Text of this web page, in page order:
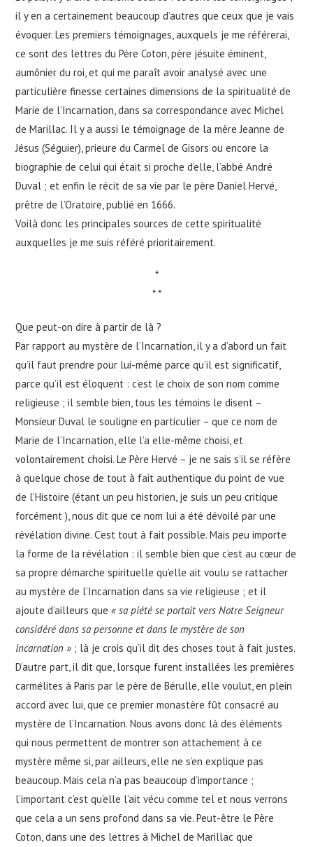
il y en a certainement beaucoup d’autres que ceux que je vais
évoquer. Les premiers témoignages, auxquels je me référerai,
ce sont des lettres du Père Coton, père jésuite éminent,
aumônier du roi, et qui me paraît avoir analysé avec une
particulière finesse certaines dimensions de la spiritualité de
Marie de l’Incarnation, dans sa correspondance avec Michel
de Marillac. Il y a aussi le témoignage de la mère Jeanne de
Jésus (Séguier), prieure du Carmel de Gisors ou encore la
biographie de celui qui était si proche d’elle, l’abbé André
Duval ; et enfin le récit de sa vie par le père Daniel Hervé,
prêtre de l’Oratoire, publié en 1666.
Voilà donc les principales sources de cette spiritualité
auxquelles je me suis référé prioritairement.
*
* *
Que peut-on dire à partir de là ?
Par rapport au mystère de l’Incarnation, il y a d’abord un fait
qu’il faut prendre pour lui-même parce qu’il est significatif,
parce qu’il est éloquent : c’est le choix de son nom comme
religieuse ; il semble bien, tous les témoins le disent –
Monsieur Duval le souligne en particulier – que ce nom de
Marie de l’Incarnation, elle l’a elle-même choisi, et
volontairement choisi. Le Père Hervé – je ne sais s’il se réfère
à quelque chose de tout à fait authentique du point de vue
de l’Histoire (étant un peu historien, je suis un peu critique
forcément ), nous dit que ce nom lui a été dévoilé par une
révélation divine. C’est tout à fait possible. Mais peu importe
la forme de la révélation : il semble bien que c’est au cœur de
sa propre démarche spirituelle qu’elle ait voulu se rattacher
au mystère de l’Incarnation dans sa vie religieuse ; et il
ajoute d’ailleurs que« sa piété se portait vers Notre Seigneur
considéré dans sa personne et dans le mystère de son
Incarnation » ; là je crois qu’il dit des choses tout à fait justes.
D’autre part, il dit que, lorsque furent installées les premières
carmélites à Paris par le père de Bérulle, elle voulut, en plein
accord avec lui, que ce premier monastère fût consacré au
mystère de l’Incarnation. Nous avons donc là des éléments
qui nous permettent de montrer son attachement à ce
mystère même si, par ailleurs, elle ne s’en explique pas
beaucoup. Mais cela n’a pas beaucoup d’importance ;
l’important c’est qu’elle l’ait vécu comme tel et nous verrons
que cela a un sens profond dans sa vie. Peut-être le Père
Coton, dans une des lettres à Michel de Marillac que